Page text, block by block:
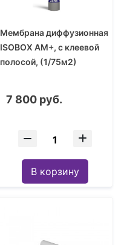
Мембрана диффузионная
ISOBOX АМ+, с клеевой
полосой, (1/75м2)
7 800 руб.
В корзину